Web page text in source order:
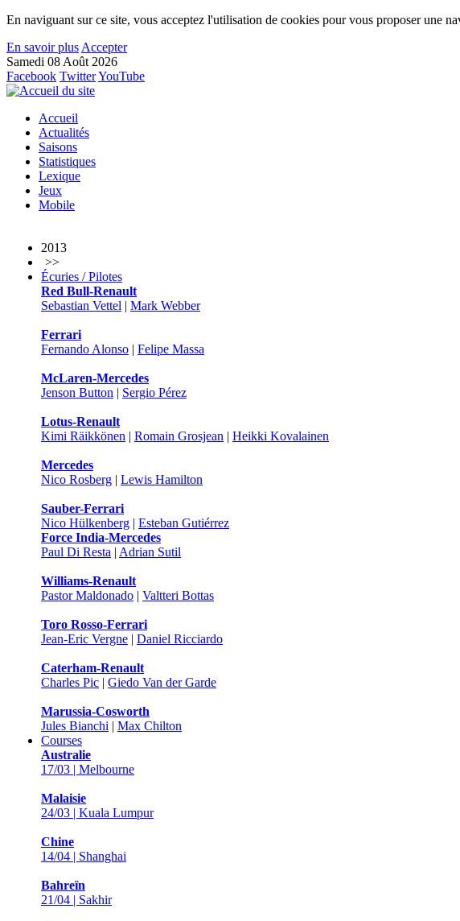
En naviguant sur ce site, vous acceptez l'utilisation de cookies pour vous proposer une
En savoir plus Accepter
Samedi 08 Août 2026
Facebook TwitterYouTube
Accueil
Actualités
Saisons
Statistiques
Lexique
Jeux
Mobile
2013
>>
Écuries / Pilotes
Red Bull-Renault
Sebastian Vettel | Mark Webber
Ferrari
Fernando Alonso | Felipe Massa
McLaren-Mercedes
Jenson Button | Sergio Pérez
Lotus-Renault
Kimi Räikkönen | Romain Grosjean | Heikki Kovalainen
Mercedes
Nico Rosberg | Lewis Hamilton
Sauber-Ferrari
Nico Hülkenberg | Esteban Gutiérrez
Force India-Mercedes
Paul Di Resta | Adrian Sutil
Williams-Renault
Pastor Maldonado | Valtteri Bottas
Toro Rosso-Ferrari
Jean-Eric Vergne | Daniel Ricciardo
Caterham-Renault
Charles Pic | Giedo Van der Garde
Marussia-Cosworth
Jules Bianchi | Max Chilton
Courses
Australie
17/03 | Melbourne
Malaisie
24/03 | Kuala Lumpur
Chine
14/04 | Shanghai
Bahreïn
21/04 | Sakhir